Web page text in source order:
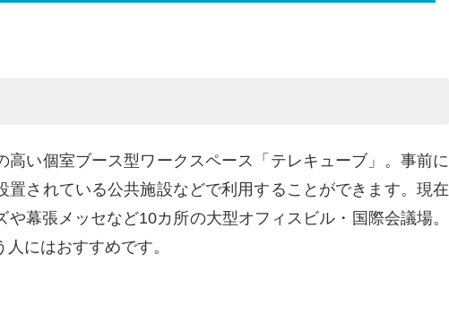
高い個室ブース型ワークスペース「テレキューブ」。事前に
置されている公共施設などで利用することができます。現在
幕張メッセなど10カ所の大型オフィスビル・国際会議場。
にはおすすめです。